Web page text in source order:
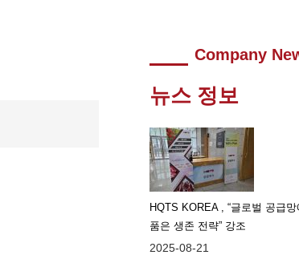
Company
뉴스 정보
HQTS KOREA , “글로벌 공급망
품은 생존 전략” 강조
2025-08-21